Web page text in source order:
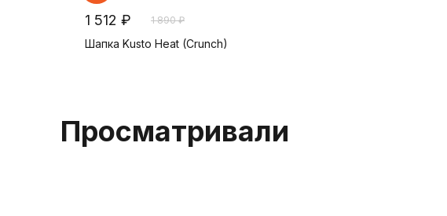
1 512 ₽ 1 890 ₽
Шапка Kusto Heat (Crunch)
Просматривали